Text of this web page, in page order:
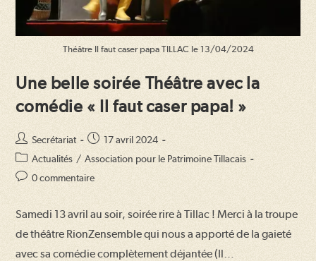
Théâtre Il faut caser papa TILLAC le 13/04/2024
Une belle soirée Théâtre avec la
comédie « Il faut caser papa! »
Auteur/autrice
de
publication :
Secrétariat
Publication
publiée :
17 avril 2024
Post
category:
Actualités / Association pour le Patrimoine Tillacais
Commentaires
publication :
0 commentaire
Samedi 13 avril au soir, soirée rire à Tillac ! Merci à la troupe
de théâtre RionZensemble qui nous a apporté de la gaieté
avec sa comédie complètement déjantée (Il…